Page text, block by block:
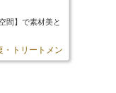
間】で素材美と
トリートメント専門店